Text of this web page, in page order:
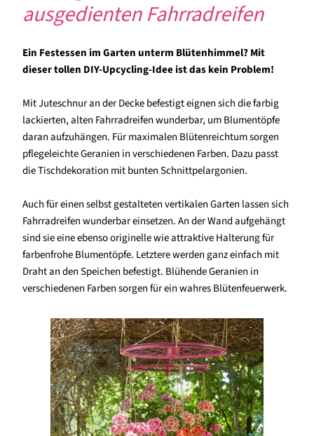
ausgedienten Fahrradreifen
Ein Festessen im Garten unterm Blütenhimmel? Mit
dieser tollen DIY-Upcycling-Idee ist das kein Problem!
Mit Juteschnur an der Decke befestigt eignen sich die farbig
lackierten, alten Fahrradreifen wunderbar, um Blumentöpfe
daran aufzuhängen. Für maximalen Blütenreichtum sorgen
pflegeleichte Geranien in verschiedenen Farben. Dazu passt
die Tischdekoration mit bunten Schnittpelargonien.
Auch für einen selbst gestalteten vertikalen Garten lassen sich
Fahrradreifen wunderbar einsetzen. An der Wand aufgehängt
sind sie eine ebenso originelle wie attraktive Halterung für
farbenfrohe Blumentöpfe. Letztere werden ganz einfach mit
Draht an den Speichen befestigt. Blühende Geranien in
verschiedenen Farben sorgen für ein wahres Blütenfeuerwerk.